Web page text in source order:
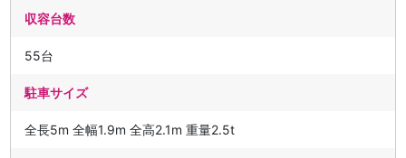
収容台数
55台
駐車サイズ
全長5m 全幅1.9m 全高2.1m 重量2.5t